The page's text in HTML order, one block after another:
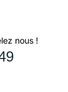
nous !